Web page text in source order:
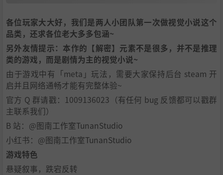
各位玩家大大好，我们是两人小团队第一次做视觉小说这个
品类，还求各位老大多多包涵~
另外友情提示：本作的【解密】元素不是很多，并不是推理
类的游戏，而是剧情为主的视觉小说~
由于游戏中有「meta」玩法，需要大家保持后台 steam 开
启并且网络通畅才能有完整体验~
官方 Q 群请戳：1009136023（有任何 bug 反馈都可以戳群
主联系我们）
B 站：@图南工作室TunanStudio
小红书：@图南工作室TunanStudio
游戏特色
悬疑叙事，跌宕反转